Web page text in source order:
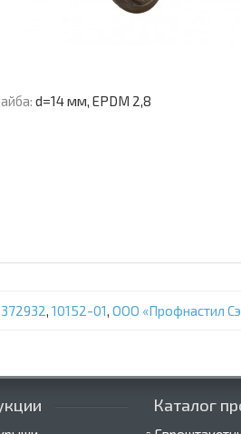
d=14 мм, EPDM 2,8
372932, 10152-01, ООО «Профнастил
Каталог